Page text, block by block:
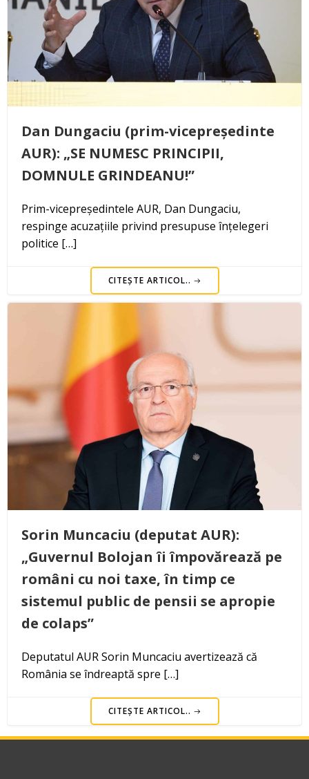
Dan Dungaciu (prim-vicepreședinte
AUR): „SE NUMESC PRINCIPII,
DOMNULE GRINDEANU!”
Prim-vicepreședintele AUR, Dan Dungaciu,
respinge acuzațiile privind presupuse înțelegeri
politice […]
CITEȘTE ARTICOL..
Sorin Muncaciu (deputat AUR):
„Guvernul Bolojan îi împovărează pe
români cu noi taxe, în timp ce
sistemul public de pensii se apropie
de colaps”
Deputatul AUR Sorin Muncaciu avertizează că
România se îndreaptă spre […]
CITEȘTE ARTICOL..